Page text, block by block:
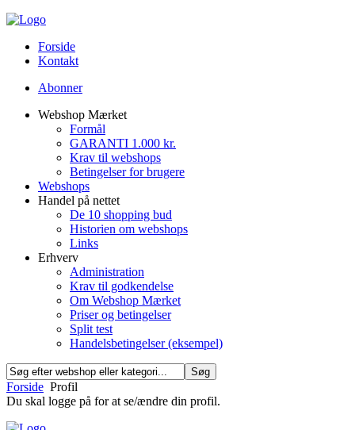
Forside
Kontakt
Abonner
Webshop Mærket
Formål
GARANTI 1.000 kr.
Krav til webshops
Betingelser for brugere
Webshops
Handel på nettet
De 10 shopping bud
Historien om webshops
Links
Erhverv
Administration
Krav til godkendelse
Om Webshop Mærket
Priser og betingelser
Split test
Handelsbetingelser (eksempel)
Forside Profil
Du skal logge på for at se/ændre din profil.